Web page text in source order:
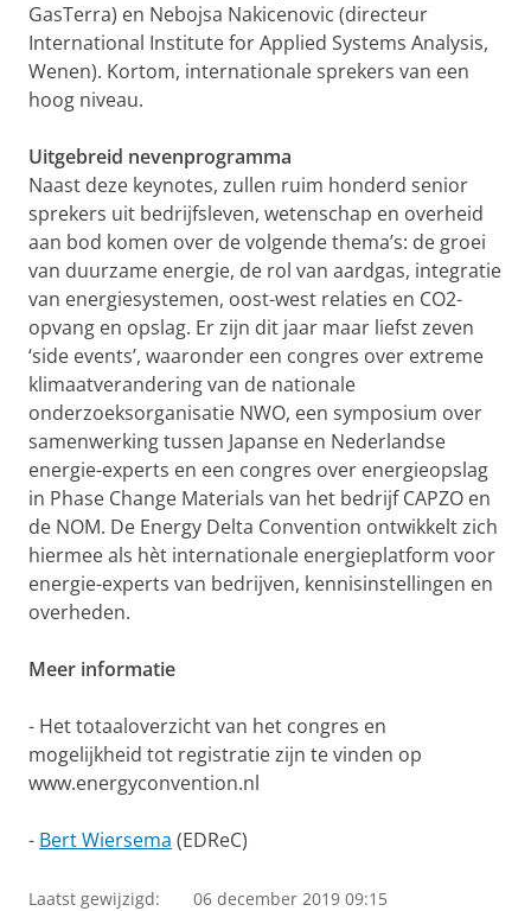
GasTerra) en Nebojsa Nakicenovic (directeur
International Institute for Applied Systems Analysis,
Wenen). Kortom, internationale sprekers van een
hoog niveau.
Uitgebreid nevenprogramma
Naast deze keynotes, zullen ruim honderd senior
sprekers uit bedrijfsleven, wetenschap en overheid
aan bod komen over de volgende thema’s: de groei
van duurzame energie, de rol van aardgas, integratie
van energiesystemen, oost-west relaties en CO2-
opvang en opslag. Er zijn dit jaar maar liefst zeven
‘side events’, waaronder een congres over extreme
klimaatverandering van de nationale
onderzoeksorganisatie NWO, een symposium over
samenwerking tussen Japanse en Nederlandse
energie-experts en een congres over energieopslag
in Phase Change Materials van het bedrijf CAPZO en
de NOM. De Energy Delta Convention ontwikkelt zich
hiermee als hèt internationale energieplatform voor
energie-experts van bedrijven, kennisinstellingen en
overheden.
Meer informatie
- Het totaaloverzicht van het congres en
mogelijkheid tot registratie zijn te vinden op
www.energyconvention.nl
- Bert Wiersema (EDReC)
Laatst gewijzigd: 06 december 2019 09:15